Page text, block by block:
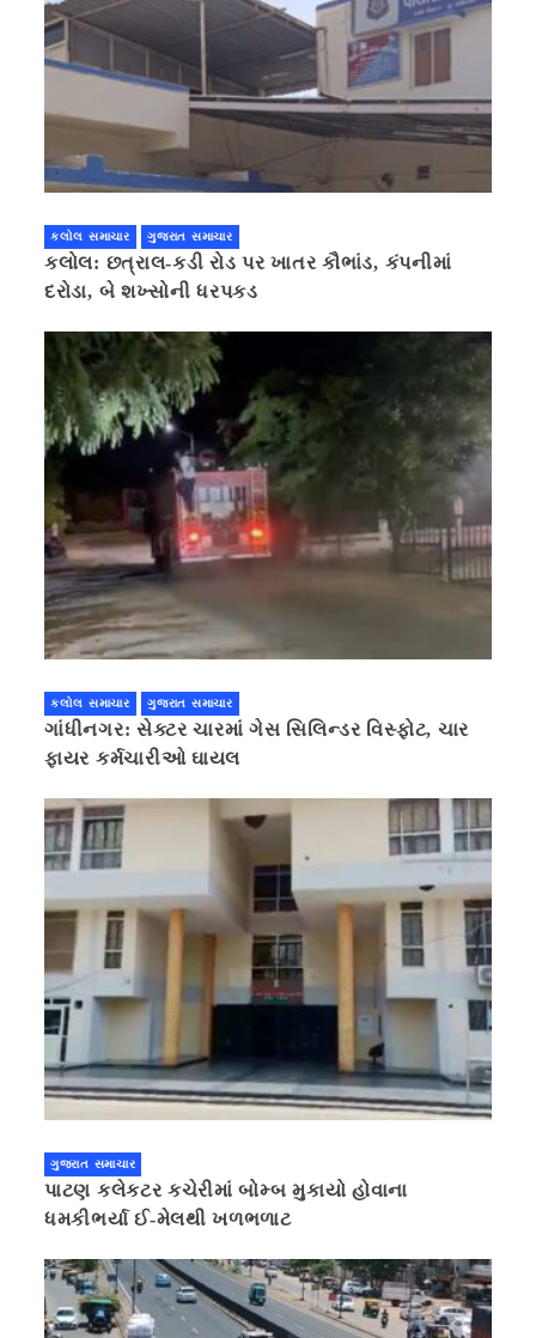
કલોલ સમાચાર ગુજરાત સમાચાર
કલોલ: છત્રાલ-કડી રોડ પર ખાતર કૌભાંડ, કંપનીમાં
દરોડા, બે શખ્સોની ધરપકડ
કલોલ સમાચાર ગુજરાત સમાચાર
ગાંધીનગર: સેક્ટર ચારમાં ગેસ સિલિન્ડર વિસ્ફોટ, ચાર
ફાયર કર્મચારીઓ ઘાયલ
ગુજરાત સમાચાર
પાટણ કલેકટર કચેરીમાં બોમ્બ મુકાયો હોવાના
ધમકીભર્યા ઈ-મેલથી ખળભળાટ